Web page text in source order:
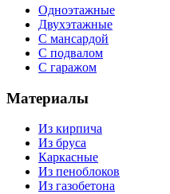
Одноэтажные
Двухэтажные
С мансардой
С подвалом
С гаражом
Материалы
Из кирпича
Из бруса
Каркасные
Из пеноблоков
Из газобетона